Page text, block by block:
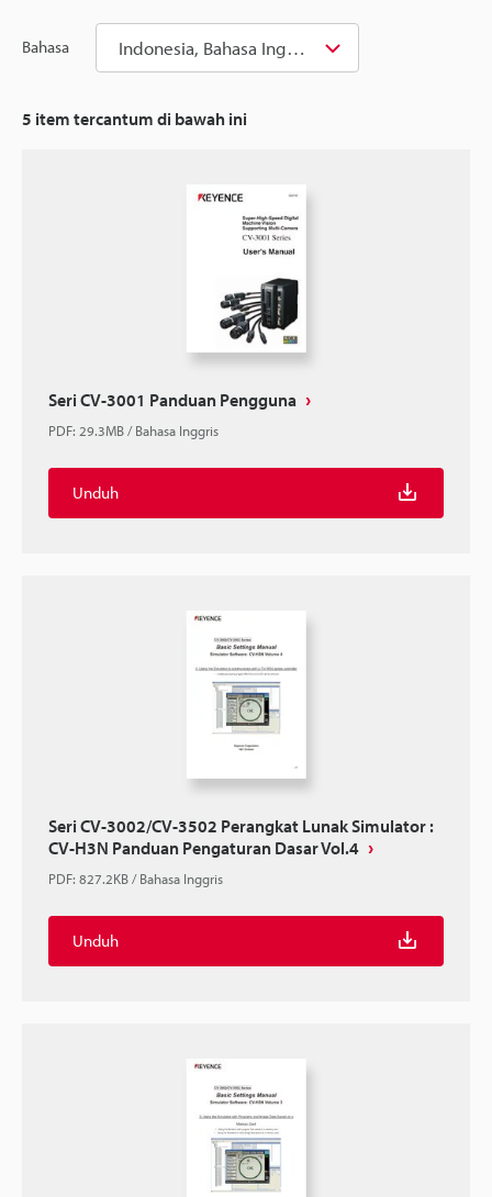
Bahasa Indonesia, Bahasa Inggris
5 item tercantum di bawah ini
Seri CV-3001 Panduan Pengguna
PDF: 29.3MB/Bahasa Inggris
Unduh
Seri CV-3002/CV-3502 Perangkat Lunak Simulator :
CV-H3N Panduan Pengaturan Dasar Vol.4
PDF: 827.2KB/Bahasa Inggris
Unduh